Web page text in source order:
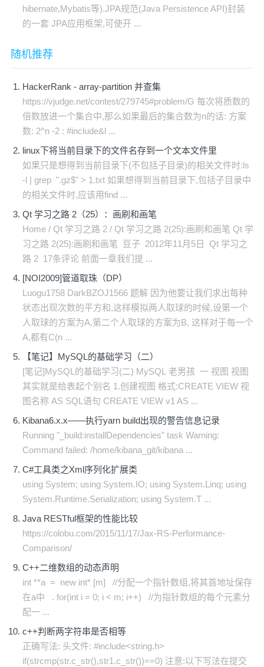
hibernate,Mybatis等).JPA规范(Java Persistence API)封装
的一套 JPA应用框架,可使开 ...
随机推荐
HackerRank - array-partition 并查集
https://vjudge.net/contest/279745#problem/G 每次将质数的
倍数放进一个集合中,那么如果最后的集合数为n的话: 方案
数: 2^n -2 : #include&l ...
linux下将当前目录下的文件名存到一个文本文件里
如果只是想得到当前目录下(不包括子目录)的相关文件时:ls
-l | grep ".gz$" > 1.txt 如果想得到当前目录下,包括子目录中
的相关文件时,应该用find ...
Qt 学习之路 2（25）：画刷和画笔
Home / Qt 学习之路 2 / Qt 学习之路 2(25):画刷和画笔 Qt 学
习之路 2(25):画刷和画笔 豆子 2012年11月5日 Qt 学习之
路 2 17条评论 前面一章我们提 ...
[NOI2009]管道取珠（DP）
Luogu1758 DarkBZOJ1566 题解 因为他要让我们求出每种
状态出现次数的平方和,这样模拟两人取球的时候,设第一个
人取球的方案为A,第二个人取球的方案为B, 这样对于每一个
A,都有C(n ...
【笔记】MySQL的基础学习（二）
[笔记]MySQL的基础学习(二) MySQL 老男孩 一 视图 视图
其实就是给表起个别名 1.创建视图 格式:CREATE VIEW 视
图名称 AS SQL语句 CREATE VIEW v1 AS ...
Kibana6.x.x——执行yarn build出现的警告信息记录
Running "_build:installDependencies" task Warning:
Command failed: /home/kibana_git/kibana ...
C#工具类之Xml序列化扩展类
using System; using System.IO; using System.Linq; using
System.Runtime.Serialization; using System.T ...
Java RESTful框架的性能比较
https://colobu.com/2015/11/17/Jax-RS-Performance-
Comparison/
C++二维数组的动态声明
int **a = new int* [m] //分配一个指针数组,将其首地址保存
在a中 . for(int i = 0; i < m; i++) //为指针数组的每个元素分
配一 ...
c++判断两字符串是否相等
正确写法: 头文件: #include<string.h>
if(strcmp(str.c_str(),str1.c_str())==0) 注意:以下写法在提交